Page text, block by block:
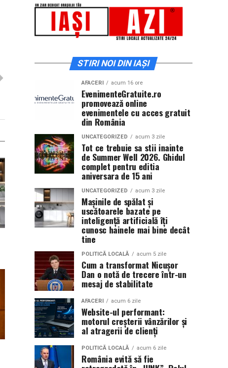
STIRI NOI DIN IAȘI
AFACERI acum 16 ore
EvenimenteGratuite.ro
promovează online
evenimentele cu acces gratuit
din România
UNCATEGORIZED acum 3 zile
Tot ce trebuie sa stii inainte
de Summer Well 2026. Ghidul
complet pentru editia
aniversara de 15 ani
UNCATEGORIZED acum 3 zile
Mașinile de spălat și
uscătoarele bazate pe
inteligență artificială îți
cunosc hainele mai bine decât
tine
POLITICĂ LOCALĂ acum 5 zile
Cum a transformat Nicușor
Dan o notă de trecere într-un
mesaj de stabilitate
AFACERI acum 6 zile
Website-ul performant:
motorul creșterii vânzărilor și
al atragerii de clienți
POLITICĂ LOCALĂ acum 6 zile
România evită să fie